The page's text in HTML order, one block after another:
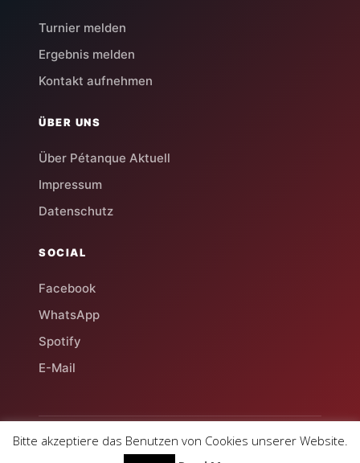
Turnier melden
Ergebnis melden
Kontakt aufnehmen
ÜBER UNS
Über Pétanque Aktuell
Impressum
Datenschutz
SOCIAL
Facebook
WhatsApp
Spotify
E-Mail
© 2026 Pétanque Aktuell
Bitte akzeptiere das Benutzen von Cookies unserer Website.